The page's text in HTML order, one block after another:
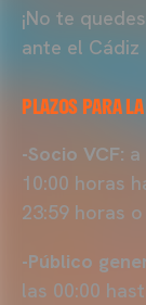
¡No te
ante el Cádiz
PLAZOS PARA
-Socio VCF:
10:00 horas
23:59 horas
-Público
las 00:00